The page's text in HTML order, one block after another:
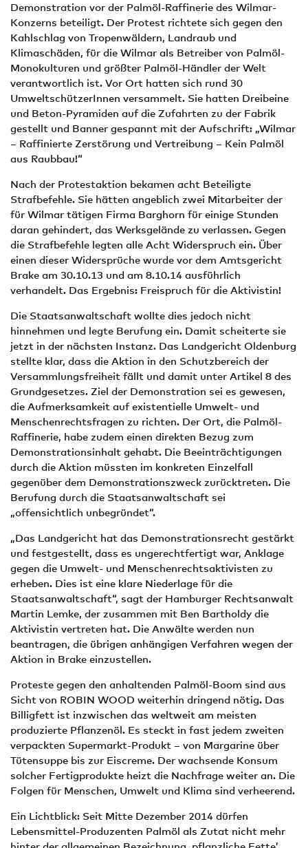
Demonstration vor der Palmöl-Raffinerie des Wilmar-
Konzerns beteiligt. Der Protest richtete sich gegen den
Kahlschlag von Tropenwäldern, Landraub und
Klimaschäden, für die Wilmar als Betreiber von Palmöl-
Monokulturen und größter Palmöl-Händler der Welt
verantwortlich ist. Vor Ort hatten sich rund 30
UmweltschützerInnen versammelt. Sie hatten Dreibeine
und Beton-Pyramiden auf die Zufahrten zu der Fabrik
gestellt und Banner gespannt mit der Aufschrift: „Wilmar
– Raffinierte Zerstörung und Vertreibung – Kein Palmöl
aus Raubbau!“
Nach der Protestaktion bekamen acht Beteiligte
Strafbefehle. Sie hätten angeblich zwei Mitarbeiter der
für Wilmar tätigen Firma Barghorn für einige Stunden
daran gehindert, das Werksgelände zu verlassen. Gegen
die Strafbefehle legten alle Acht Widerspruch ein. Über
einen dieser Widersprüche wurde vor dem Amtsgericht
Brake am 30.10.13 und am 8.10.14 ausführlich
verhandelt. Das Ergebnis: Freispruch für die Aktivistin!
Die Staatsanwaltschaft wollte dies jedoch nicht
hinnehmen und legte Berufung ein. Damit scheiterte sie
jetzt in der nächsten Instanz. Das Landgericht Oldenburg
stellte klar, dass die Aktion in den Schutzbereich der
Versammlungsfreiheit fällt und damit unter Artikel 8 des
Grundgesetzes. Ziel der Demonstration sei es gewesen,
die Aufmerksamkeit auf existentielle Umwelt- und
Menschenrechtsfragen zu richten. Der Ort, die Palmöl-
Raffinerie, habe zudem einen direkten Bezug zum
Demonstrationsinhalt gehabt. Die Beeinträchtigungen
durch die Aktion müssten im konkreten Einzelfall
gegenüber dem Demonstrationszweck zurücktreten. Die
Berufung durch die Staatsanwaltschaft sei
„offensichtlich unbegründet“.
„Das Landgericht hat das Demonstrationsrecht gestärkt
und festgestellt, dass es ungerechtfertigt war, Anklage
gegen die Umwelt- und Menschenrechtsaktivisten zu
erheben. Dies ist eine klare Niederlage für die
Staatsanwaltschaft“, sagt der Hamburger Rechtsanwalt
Martin Lemke, der zusammen mit Ben Bartholdy die
Aktivistin vertreten hat. Die Anwälte werden nun
beantragen, die übrigen anhängigen Verfahren wegen der
Aktion in Brake einzustellen.
Proteste gegen den anhaltenden Palmöl-Boom sind aus
Sicht von ROBIN WOOD weiterhin dringend nötig. Das
Billigfett ist inzwischen das weltweit am meisten
produzierte Pflanzenöl. Es steckt in fast jedem zweiten
verpackten Supermarkt-Produkt – von Margarine über
Tütensuppe bis zur Eiscreme. Der wachsende Konsum
solcher Fertigprodukte heizt die Nachfrage weiter an. Die
Folgen für Menschen, Umwelt und Klima sind verheerend.
Ein Lichtblick: Seit Mitte Dezember 2014 dürfen
Lebensmittel-Produzenten Palmöl als Zutat nicht mehr